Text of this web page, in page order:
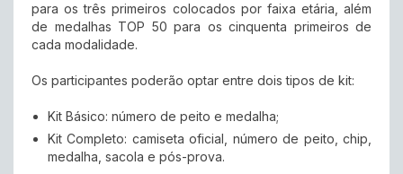
para os três primeiros colocados por faixa etária, além
de medalhas TOP 50 para os cinquenta primeiros de
cada modalidade.
Os participantes poderão optar entre dois tipos de kit:
Kit Básico: número de peito e medalha;
Kit Completo: camiseta oficial, número de peito, chip,
medalha, sacola e pós-prova.